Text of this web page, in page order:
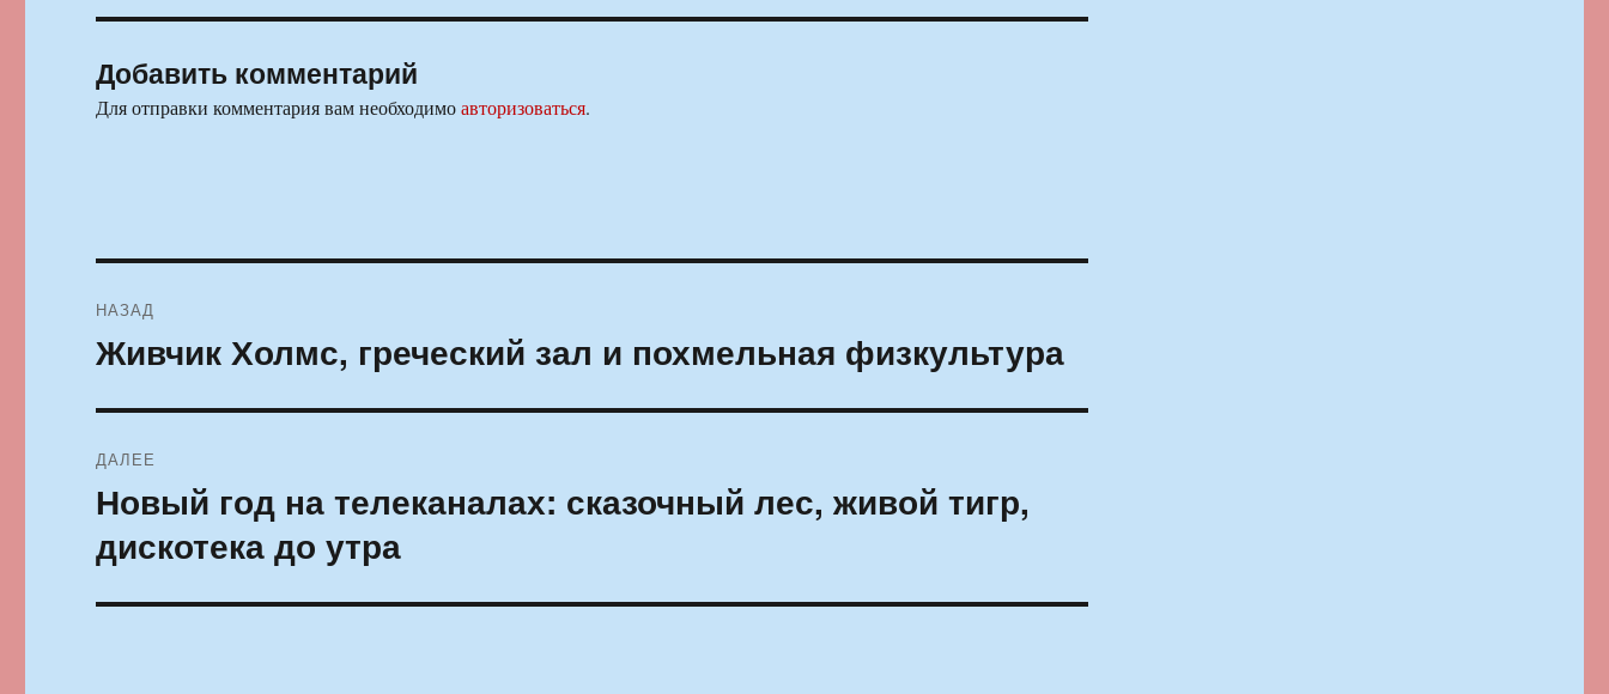
Добавить комментарий
Для отправки комментария вам необходимоавторизоваться.
по
НАЗАД
Предыдущая
Живчик Холмс, греческий зал и похмельная физкультура
ДАЛЕЕ
Следующая
Новый год на телеканалах: сказочный лес, живой тигр,
дискотека до утра